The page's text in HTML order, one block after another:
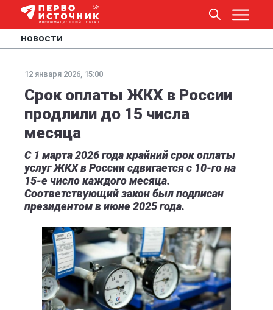
НОВОСТИ
12 января 2026, 15:00
Срок оплаты ЖКХ в России
продлили до 15 числа
месяца
С 1 марта 2026 года крайний срок оплаты
услуг ЖКХ в России сдвигается с 10-го на
15-е число каждого месяца.
Соответствующий закон был подписан
президентом в июне 2025 года.